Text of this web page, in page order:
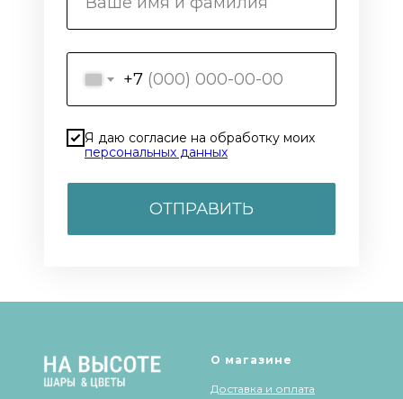
+7
Я даю согласие на обработку моих
персональных данных
ОТПРАВИТЬ
О магазине
Доставка и оплата